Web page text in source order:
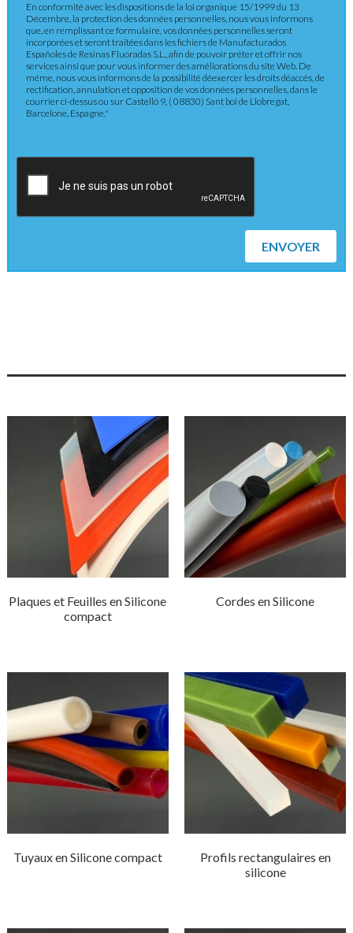
En conformité avec les dispositions de la loi organique 15/1999 du 13
Décembre, la protection des données personnelles, nous vous informons
que, en remplissant ce formulaire, vos données personnelles seront
incorporées et seront traitées dans les fichiers de Manufacturados
Españoles de Resinas Fluoradas S.L., afin de pouvoir préter et offrir nos
services ainsi que pour vous informer des améliorations du site Web. De
méme, nous vous informons de la possibilité déexercer les droits déaccés, de
rectification, annulation et opposition de vos données personnelles, dans le
courrier ci-dessus ou sur Castelló 9, ( 08830) Sant boi de Llobregat,
Barcelone, Espagne."
ENVOYER
Plaques et Feuilles en Silicone
compact
Cordes en Silicone
Tuyaux en Silicone compact
Profils rectangulaires en
silicone